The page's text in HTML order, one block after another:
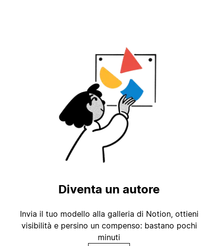
Diventa un autore
Invia il tuo modello alla galleria di Notion, ottieni
visibilità e persino un compenso: bastano pochi
minuti